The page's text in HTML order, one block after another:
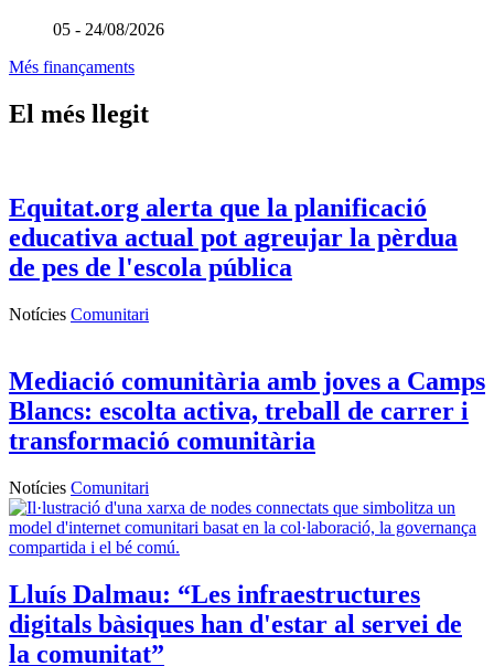
Termini:
05 - 24/08/2026
Més finançaments
El més llegit
Equitat.org alerta que la planificació
educativa actual pot agreujar la pèrdua
de pes de l'escola pública
Notícies Comunitari
Mediació comunitària amb joves a Camps
Blancs: escolta activa, treball de carrer i
transformació comunitària
Notícies Comunitari
Lluís Dalmau: “Les infraestructures
digitals bàsiques han d'estar al servei de
la comunitat”